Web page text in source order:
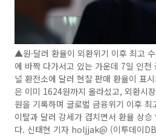
▲원·달러 환율이 외환위기 이후 최고
에 바짝 다가서고 있는 가운데 7일 인천
널 환전소에 달러 현찰 판매 환율이 표
은 이미 1624원까지 올라섰고, 외환시
원을 기록하며 글로벌 금융위기 이후
이탈과 달러 강세가 겹치면서 환율 상
다. 신태현 기자 holjjak@ (이투데이